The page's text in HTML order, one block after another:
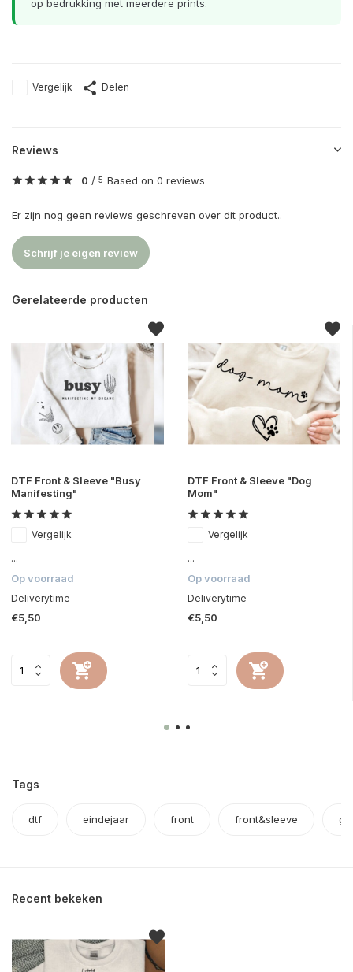
op bedrukking met meerdere prints.
Vergelijk Delen
Reviews
0 / 5 Based on 0 reviews
Er zijn nog geen reviews geschreven over dit product..
Schrijf je eigen review
Gerelateerde producten
DTF Front & Sleeve "Busy
Manifesting"
Vergelijk
...
Op voorraad
Deliverytime
€5,50
DTF Front & Sleeve "Dog
Mom"
Vergelijk
...
Op voorraad
Deliverytime
€5,50
Tags
dtf eindejaar front front&sleeve
Recent bekeken